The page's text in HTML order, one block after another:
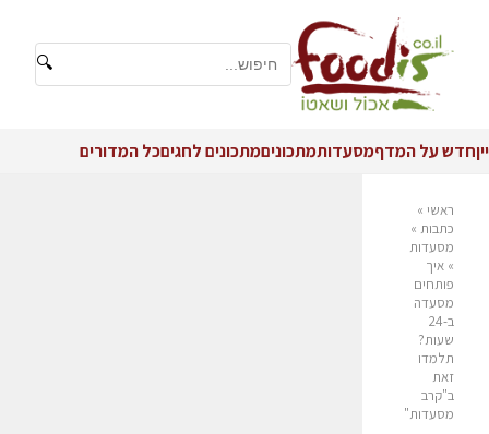
🔍
ייןחדש על המדףמסעדותמתכוניםמתכונים לחגיםכל המדורים
ראשי »
כתבות »
מסעדות
» איך
פותחים
מסעדה
ב-24
שעות?
תלמדו
זאת
ב"קרב
מסעדות"